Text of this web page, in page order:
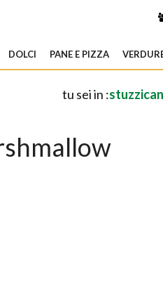
DOLCI PANE E PIZZA
tu sei in :